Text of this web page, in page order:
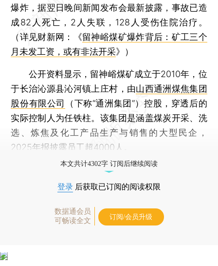
爆炸，据翌日晚间新闻发布会最新披露，事故已造
成82人死亡，2人失联，128人受伤住院治疗。
（详见财新网：《留神峪煤矿爆炸背后：矿工三个
月未发工资，或有非法开采》）
公开资料显示，留神峪煤矿成立于2010年，位
于长治沁源县沁河镇上庄村，由山西通洲煤焦集团
股份有限公司
（下称“通洲集团”）控股，穿透后的
实际控制人为任铁柱。该集团是涵盖煤炭开采、洗
选、炼焦及化工产品生产与销售的大型民企，
2025年报披露员工超4000人。
本文共计4302字 订阅后继续阅读
登录 后获取已订阅的阅读权限
数据通会员
可畅读全文
订阅/会员升级